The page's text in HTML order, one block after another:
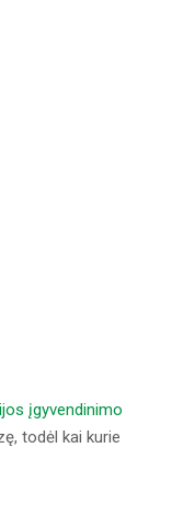
įgyvendinimo
todėl kai kurie